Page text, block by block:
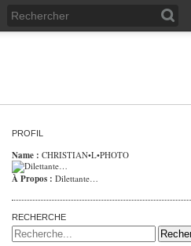
PROFIL
Name : CHRISTIAN•L•PHOTO
À Propos : Dilettante…
RECHERCHE